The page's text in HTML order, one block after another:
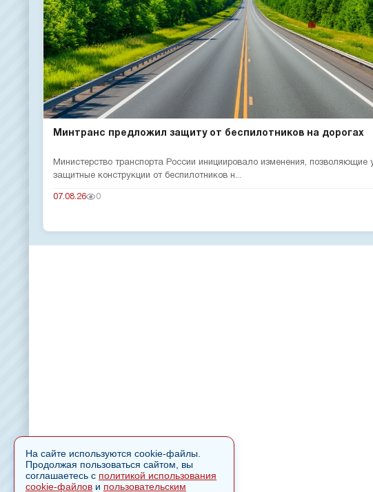
Минтранс предложил защиту от беспилотников на дорогах
Министерство транспорта России инициировало изменения, позволяющие
защитные конструкции от беспилотников н...
07.08.26 0
На сайте используются cookie-файлы.
Продолжая пользоваться сайтом, вы
соглашаетесь с политикой использования
cookie-файлов и пользовательским